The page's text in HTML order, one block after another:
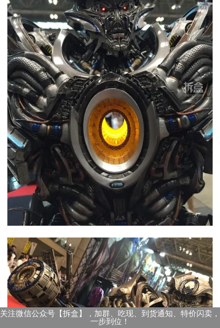
关注微信公众号【拆盒】，加群、吃现、到货通知、特价闪卖，
一步到位！